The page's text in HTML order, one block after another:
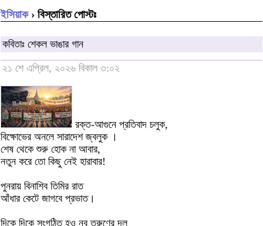
ইসিয়াক› বিস্তারিত পোস্টঃ
কবিতাঃ শেকল ভাঙার গান
২১ শে এপ্রিল, ২০২৬ বিকাল ৩:০২
রক্ত-আগুনে প্রতিবাদ চলুক,
বিক্ষোভের অনলে সারাদেশ জ্বলুক ।
শেষ থেকে শুরু হোক না আবার,
নতুন করে তো কিছু নেই হারাবার!
পুনরায় বিনাশিব তিমির রাত
আঁধার কেটে জাগবে প্রভাত।
দিকে দিকে সংগঠিত হও নব তরুণের দল